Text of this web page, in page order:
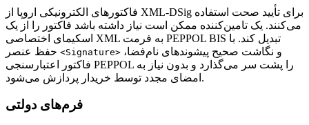
فاکتورهای الکترونیکی اروپا از XML‑DSig برای تأیید صحت استفاده
می‌کنند. یک تامین‌کننده ممکن است نیاز داشته باشد فاکتور را از یک
اسکیمای اختصاصی XML به فرمت PEPPOL BIS تبدیل کند. با
<Signature>
فاکتور اعتبارسنجی PEPPOL را پشت سر می‌گذارد و بدون نیاز به
امضای مجدد توسط خریدار پردازش می‌شود.
فرم‌های دولتی